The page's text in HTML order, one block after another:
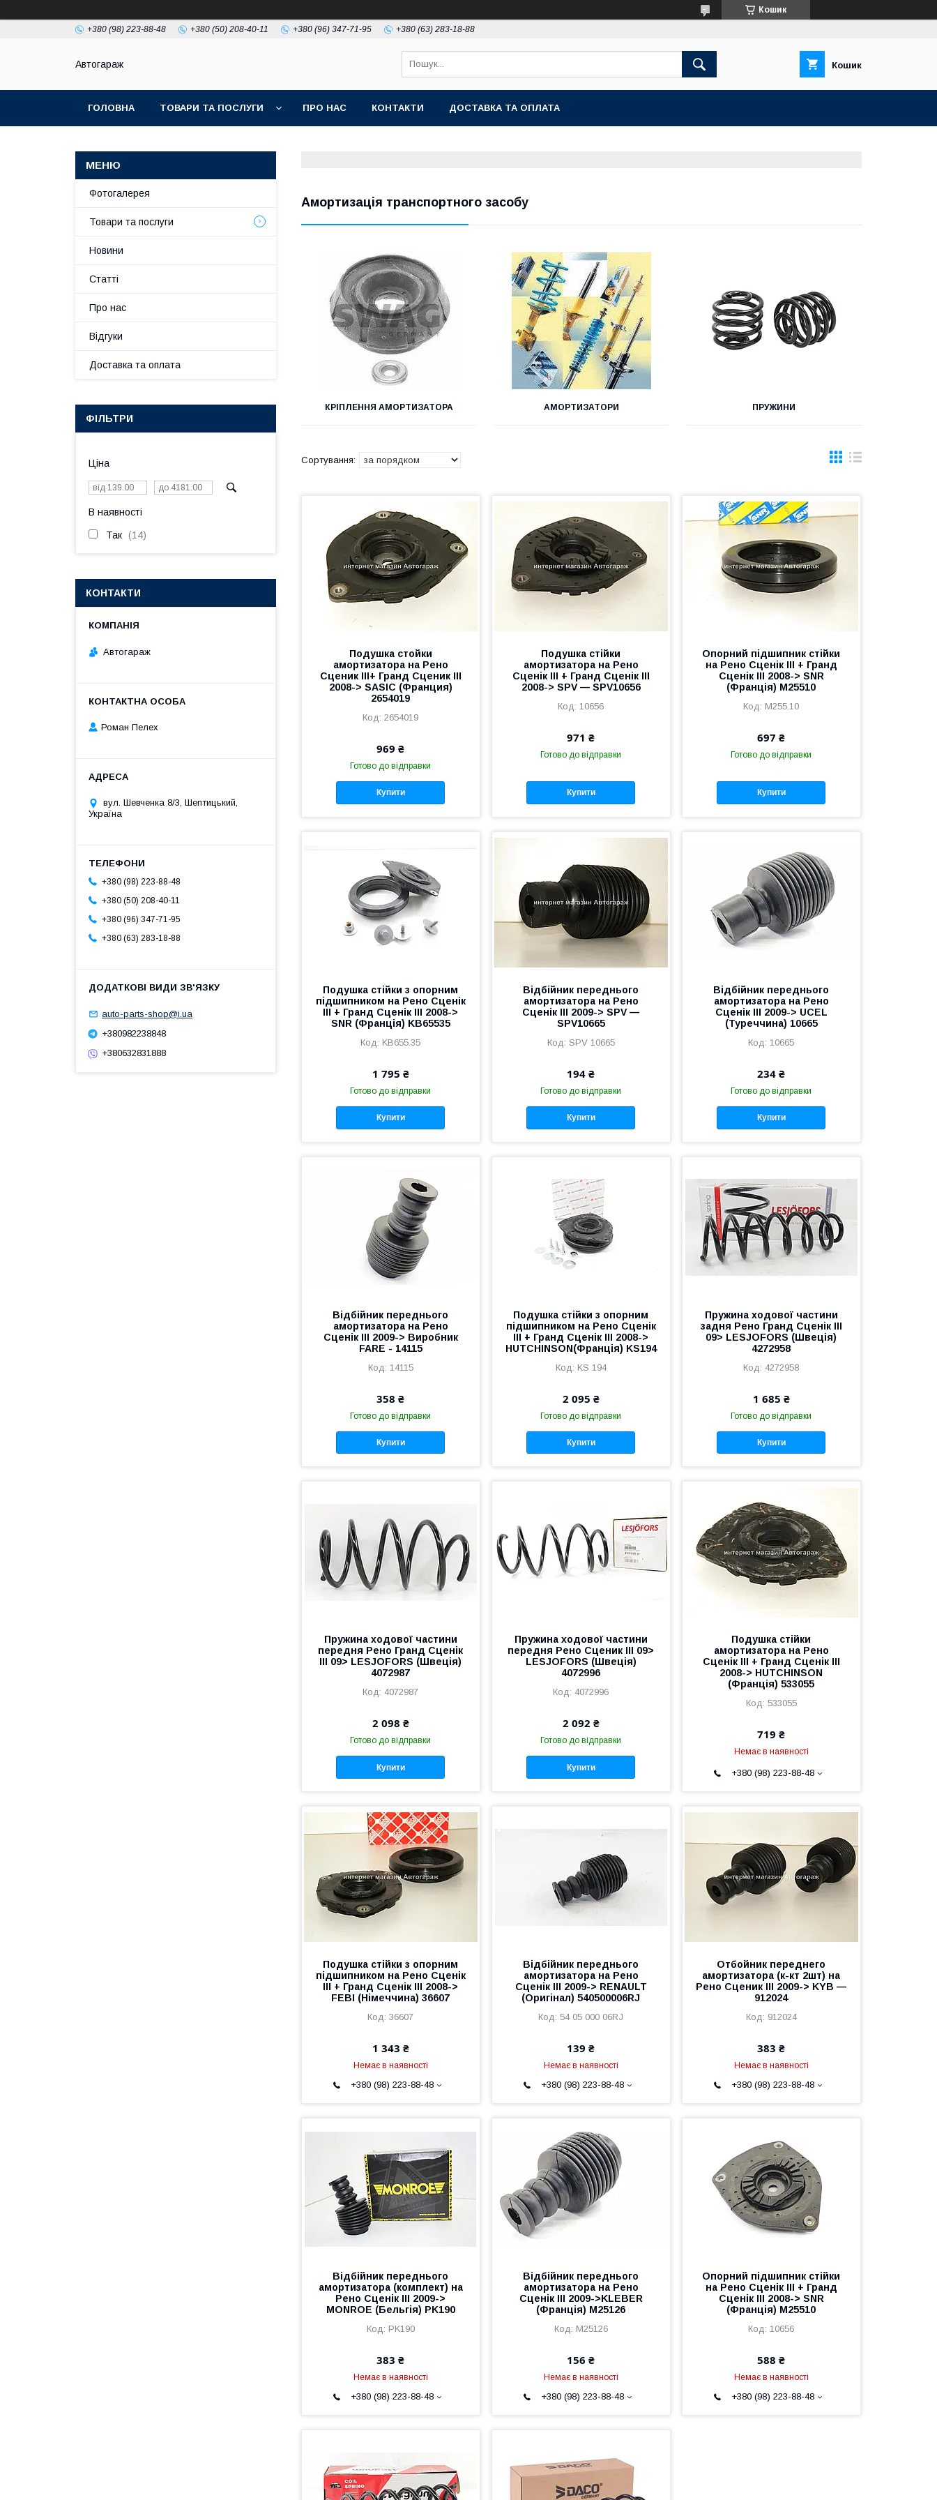
Кошик
+380 (98) 223-88-48 +380 (50) 208-40-11 +380 (96) 347-71-95 +380 (63) 283-18-88
Автогараж Кошик
ГОЛОВНА ТОВАРИ ТА ПОСЛУГИ ПРО НАС КОНТАКТИ ДОСТАВКА ТА ОПЛАТА
Амортизація транспортного засобу
КРІПЛЕННЯ АМОРТИЗАТОРА АМОРТИЗАТОРИ ПРУЖИНИ
Подушка стойки
амортизатора на Рено
Сценик III+ Гранд Сценик III
2008-> SASIC (Франция)
2654019
2654019
969 ₴
Готово до відправки
Купити
Подушка стійки
амортизатора на Рено
Сценік III + Гранд Сценік III
2008-> SPV — SPV10656
10656
971 ₴
Готово до відправки
Купити
Опорний підшипник стійки
на Рено Сценік III + Гранд
Сценік III 2008-> SNR
(Франція) M25510
M255.10
697 ₴
Готово до відправки
Купити
Подушка стійки з опорним
підшипником на Рено Сценік
III + Гранд Сценік III 2008->
SNR (Франція) KB65535
KB655.35
1 795 ₴
Готово до відправки
Купити
Відбійник переднього
амортизатора на Рено
Сценік III 2009-> SPV —
SPV10665
SPV 10665
194 ₴
Готово до відправки
Купити
Відбійник переднього
амортизатора на Рено
Сценік III 2009-> UCEL
(Туреччина) 10665
10665
234 ₴
Готово до відправки
Купити
Відбійник переднього
амортизатора на Рено
Сценік III 2009-> Виробник
FARE - 14115
14115
358 ₴
Готово до відправки
Купити
Подушка стійки з опорним
підшипником на Рено Сценік
III + Гранд Сценік III 2008->
HUTCHINSON(Франція) KS194
KS 194
2 095 ₴
Готово до відправки
Купити
Пружина ходової частини
задня Рено Гранд Сценік III
09> LESJOFORS (Швеція)
4272958
4272958
1 685 ₴
Готово до відправки
Купити
Пружина ходової частини
передня Рено Гранд Сценік
III 09> LESJOFORS (Швеція)
4072987
4072987
2 098 ₴
Готово до відправки
Купити
Пружина ходової частини
передня Рено Сценик III 09>
LESJOFORS (Швеція)
4072996
4072996
2 092 ₴
Готово до відправки
Купити
Подушка стійки
амортизатора на Рено
Сценік III + Гранд Сценік III
2008-> HUTCHINSON
(Франція) 533055
533055
719 ₴
Немає в наявності
+380 (98) 223-88-48
Подушка стійки з опорним
підшипником на Рено Сценік
III + Гранд Сценік III 2008->
FEBI (Німеччина) 36607
36607
1 343 ₴
Немає в наявності
+380 (98) 223-88-48
Відбійник переднього
амортизатора на Рено
Сценік III 2009-> RENAULT
(Оригінал) 540500006RJ
54 05 000 06RJ
139 ₴
Немає в наявності
+380 (98) 223-88-48
Отбойник переднего
амортизатора (к-кт 2шт) на
Рено Сценик III 2009-> KYB —
912024
912024
383 ₴
Немає в наявності
+380 (98) 223-88-48
Відбійник переднього
амортизатора (комплект) на
Рено Сценік III 2009->
MONROE (Бельгія) PK190
PK190
383 ₴
Немає в наявності
+380 (98) 223-88-48
Відбійник переднього
амортизатора на Рено
Сценік III 2009->KLEBER
(Франція) M25126
M25126
156 ₴
Немає в наявності
+380 (98) 223-88-48
Опорний підшипник стійки
на Рено Сценік III + Гранд
Сценік III 2008-> SNR
(Франція) M25510
10656
588 ₴
Немає в наявності
+380 (98) 223-88-48
Фотогалерея
Товари та послуги
Новини
Статті
Про нас
Відгуки
Доставка та оплата
ФІЛЬТРИ
Ціна
В наявності
Так 14
КОНТАКТИ
Автогараж
Роман Пелех
вул. Шевченка 8/3, Шептицький,
Україна
+380 (98) 223-88-48
+380 (50) 208-40-11
+380 (96) 347-71-95
+380 (63) 283-18-88
auto-parts-shop@i.ua
+380982238848
+380632831888